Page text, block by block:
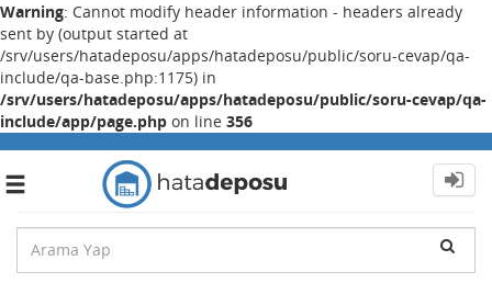
Warning: Cannot modify header information - headers already
sent by (output started at
/srv/users/hatadeposu/apps/hatadeposu/public/soru-cevap/qa-
include/qa-base.php:1175) in
/srv/users/hatadeposu/apps/hatadeposu/public/soru-cevap/qa-
include/app/page.php on line 356
Toggle